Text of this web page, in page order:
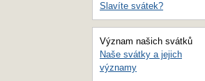
Slavíte svátek?
Význam našich svátků
Naše svátky a jejich
významy